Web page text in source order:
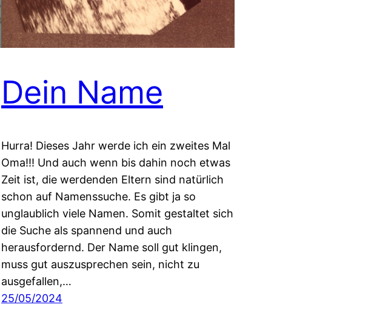
Dein Name
Hurra! Dieses Jahr werde ich ein zweites Mal
Oma!!! Und auch wenn bis dahin noch etwas
Zeit ist, die werdenden Eltern sind natürlich
schon auf Namenssuche. Es gibt ja so
unglaublich viele Namen. Somit gestaltet sich
die Suche als spannend und auch
herausfordernd. Der Name soll gut klingen,
muss gut auszusprechen sein, nicht zu
ausgefallen,…
25/05/2024